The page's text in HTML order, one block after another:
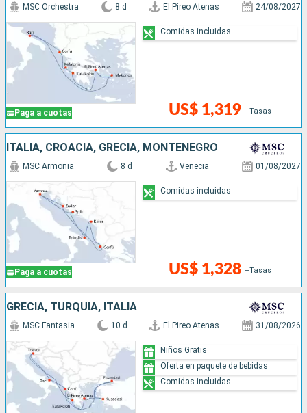
Paga a cuotas
MSC Orchestra 8 d El Pireo Atenas 24/08/2027
US$ 1,319 +Tasas
Comidas incluidas
ITALIA, CROACIA, GRECIA, MONTENEGRO
Paga a cuotas
MSC Armonia 8 d Venecia 01/08/2027
US$ 1,328 +Tasas
Comidas incluidas
GRECIA, TURQUÍA, ITALIA
MSC Fantasia 10 d El Pireo Atenas 31/08/2026
Niños Gratis
Oferta en paquete de bebidas
Comidas incluidas